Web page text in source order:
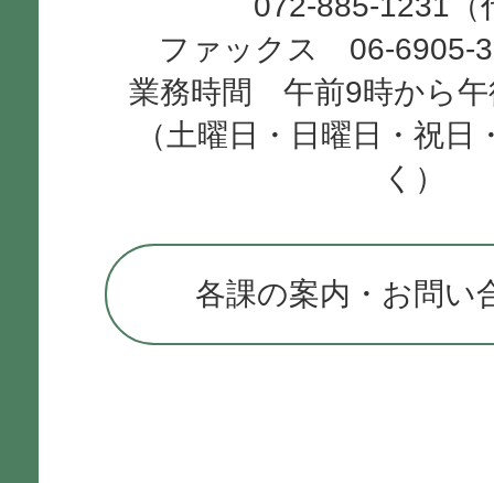
ファックス 06-6905-
業務時間 午前9時から午
（土曜日・日曜日・祝日
く）
各課の案内・お問い